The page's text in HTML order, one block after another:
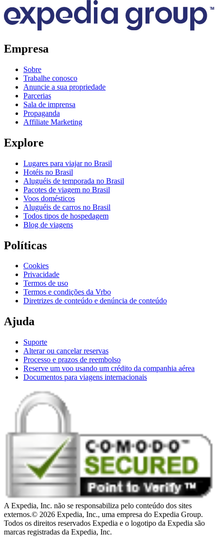
Empresa
Sobre
Trabalhe conosco
Anuncie a sua propriedade
Parcerias
Sala de imprensa
Propaganda
Affiliate Marketing
Explore
Lugares para viajar no Brasil
Hotéis no Brasil
Aluguéis de temporada no Brasil
Pacotes de viagem no Brasil
Voos domésticos
Aluguéis de carros no Brasil
Todos tipos de hospedagem
Blog de viagens
Políticas
Cookies
Privacidade
Termos de uso
Termos e condições da Vrbo
Diretrizes de conteúdo e denúncia de conteúdo
Ajuda
Suporte
Alterar ou cancelar reservas
Processo e prazos de reembolso
Reserve um voo usando um crédito da companhia aérea
Documentos para viagens internacionais
A Expedia, Inc. não se responsabiliza pelo conteúdo dos sites
externos.© 2026 Expedia, Inc., uma empresa do Expedia Group.
Todos os direitos reservados Expedia e o logotipo da Expedia são
marcas registradas da Expedia, Inc.